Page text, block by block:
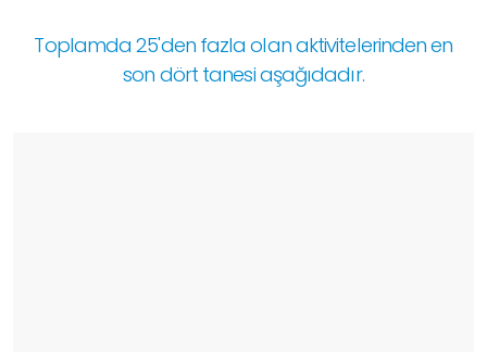
Toplamda 25'den fazla olan aktivitelerinden en
son dört tanesi aşağıdadır.